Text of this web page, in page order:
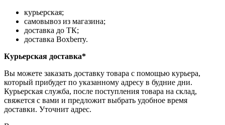
курьерская;
самовывоз из магазина;
доставка до ТК;
доставка Boxberry.
Курьерская доставка*
Вы можете заказать доставку товара с помощью курьера,
который прибудет по указанному адресу в будние дни.
Курьерская служба, после поступления товара на склад,
свяжется с вами и предложит выбрать удобное время
доставки. Уточнит адрес.